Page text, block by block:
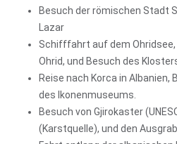
Besuch der römischen Stadt
Lazar
Schifffahrt auf dem
Ohrid, und Besuch des
Reise nach Korca in
des Ikonenmuseums.
Besuch von Gjirokaster
(Karstquelle), und den